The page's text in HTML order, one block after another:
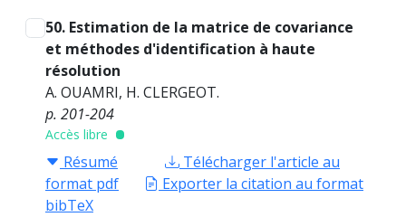
50. Estimation de la matrice de covariance
et méthodes d'identification à haute
résolution
A. OUAMRI, H. CLERGEOT.
p. 201-204
Accès libre
Résumé
Télécharger l'article au
format pdf
Exporter la citation au format
bibTeX